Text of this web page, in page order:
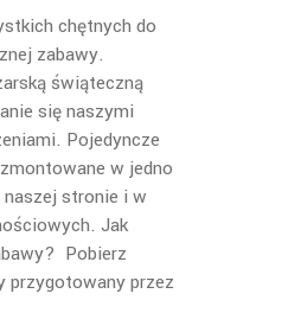
chętnych do
zabawy.
świąteczną
się naszymi
Pojedyncze
w jedno
stronie i w
Jak
Pobierz
przygotowany przez